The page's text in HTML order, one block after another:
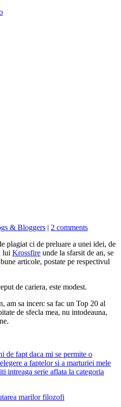
& Bloggers | 2 comments
plagiat ci de preluare a unei idei, de
lui Krossfire unde la sfarsit de an, se
articole, postate pe respectivul
de cariera, este modest.
am sa incerc sa fac un Top 20 al
de sfecla mea, nu intodeauna,
de fapt daca mi se permite o
a faptelor si a marturiei mele
intreaga serie aflata la categoria
marilor filozofi